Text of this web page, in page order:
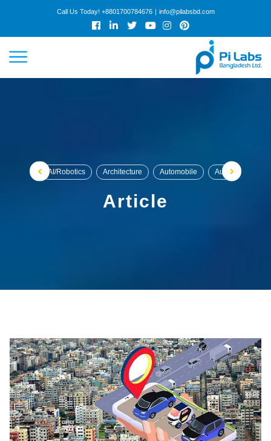
Call Us Today! +8801700784676 | info@pilabsbd.com
WORK
AI/Robotics Architecture Automobile Automobile /
Article